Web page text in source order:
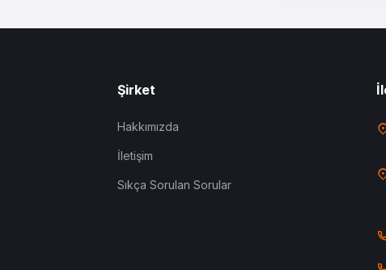
Şirket
Hakkımızda
İletişim
Sıkça Sorulan Sorular